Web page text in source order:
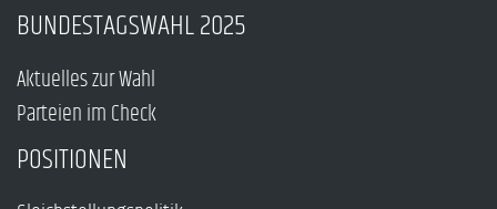
BUNDESTAGSWAHL 2025
Aktuelles zur Wahl
Parteien im Check
POSITIONEN